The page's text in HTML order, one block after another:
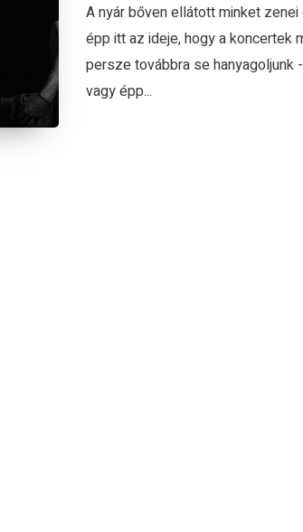
A nyár bőven ellátott minket
épp itt az ideje, hogy a koncertek
persze továbbra se hanyagoljunk
vagy épp...